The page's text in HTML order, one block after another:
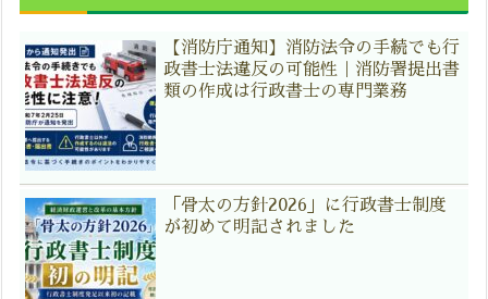
【消防庁通知】消防法令の手続でも行
政書士法違反の可能性｜消防署提出書
類の作成は行政書士の専門業務
「骨太の方針2026」に行政書士制度
が初めて明記されました